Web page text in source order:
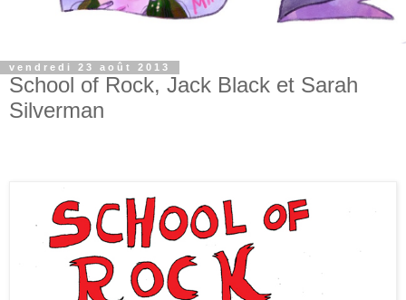
vendredi 23 août 2013
School of Rock, Jack Black et Sarah
Silverman